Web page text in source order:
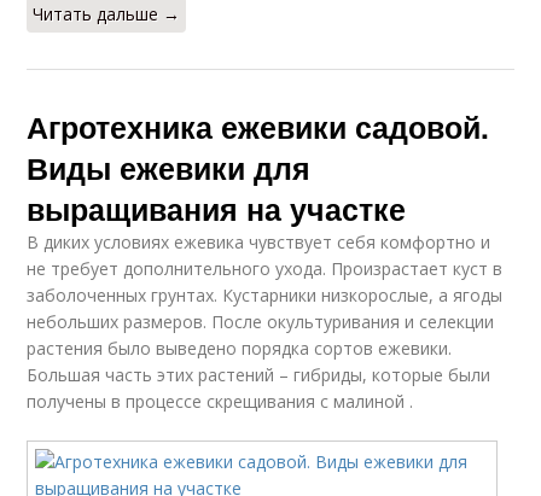
Читать дальше →
Агротехника ежевики садовой.
Виды ежевики для
выращивания на участке
В диких условиях ежевика чувствует себя комфортно и
не требует дополнительного ухода. Произрастает куст в
заболоченных грунтах. Кустарники низкорослые, а ягоды
небольших размеров. После окультуривания и селекции
растения было выведено порядка сортов ежевики.
Большая часть этих растений – гибриды, которые были
получены в процессе скрещивания с малиной .